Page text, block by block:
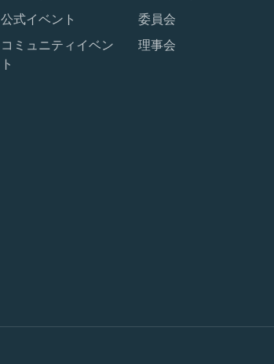
公式イベント
コミュニティイベン
ト
委員会
理事会